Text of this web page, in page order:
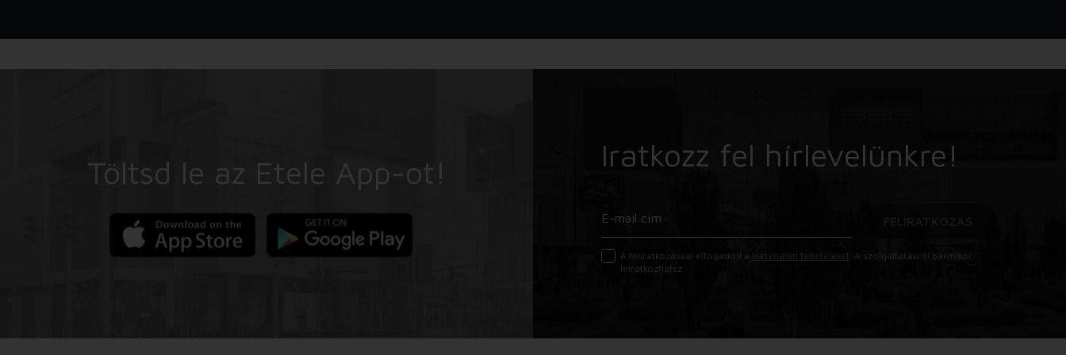
Töltsd le az Etele App-ot! Iratkozz fel hírlevelünkre!
A feliratkozással elfogadod a Használati feltételeket. A szolgáltatásról bármikor
leiratkozhatsz.